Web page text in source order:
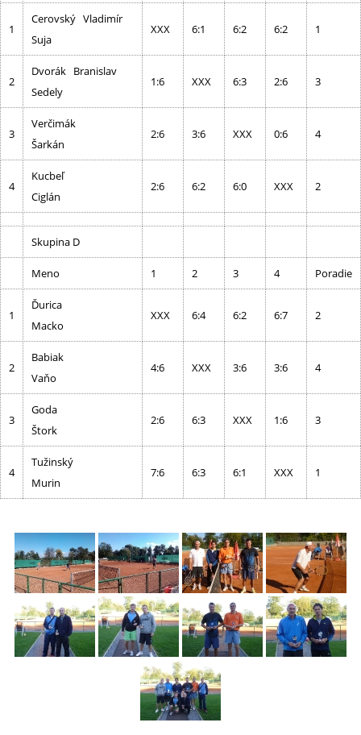
1
Cerovský Vladimír
Suja
XXX 6:1 6:2 6:2 1
2
Dvorák Branislav
Sedely
1:6 XXX 6:3 2:6 3
3
Verčimák
Šarkán
2:6 3:6 XXX 0:6 4
4
Kucbeľ
Ciglán
2:6 6:2 6:0 XXX 2
Skupina D
Meno 1 2 3 4 Poradie
1
Ďurica
Macko
XXX 6:4 6:2 6:7 2
2
Babiak
Vaňo
4:6 XXX 3:6 3:6 4
3
Goda
Štork
2:6 6:3 XXX 1:6 3
4
Tužinský
Murin
7:6 6:3 6:1 XXX 1